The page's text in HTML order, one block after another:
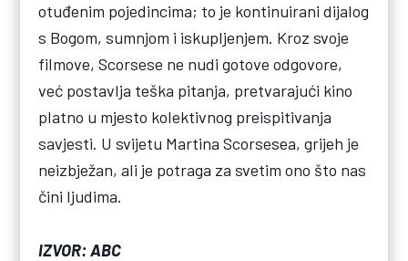
otuđenim pojedincima; to je kontinuirani dijalog
s Bogom, sumnjom i iskupljenjem. Kroz svoje
filmove, Scorsese ne nudi gotove odgovore,
već postavlja teška pitanja, pretvarajući kino
platno u mjesto kolektivnog preispitivanja
savjesti. U svijetu Martina Scorsesea, grijeh je
neizbježan, ali je potraga za svetim ono što nas
čini ljudima.
IZVOR: ABC